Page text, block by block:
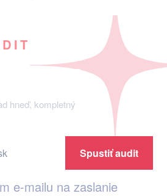
hneď, kompletný
Spustiť audit
e-mailu na zaslanie